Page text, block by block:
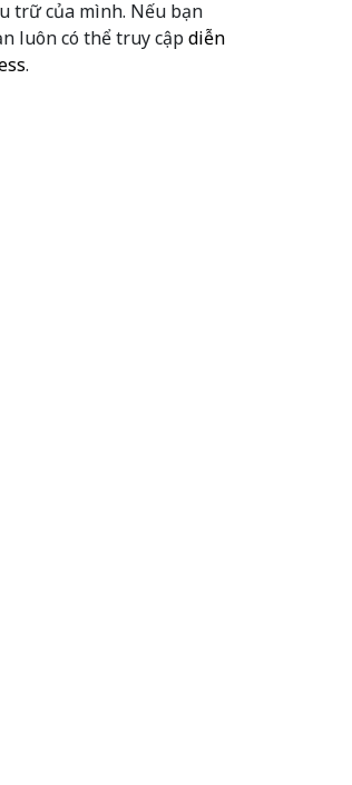
trữ của mình. Nếu bạn
luôn có thể truy cậpdiễn
.